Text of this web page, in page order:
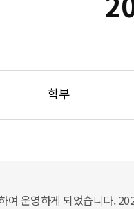
학부
여 운영하게 되었습니다.